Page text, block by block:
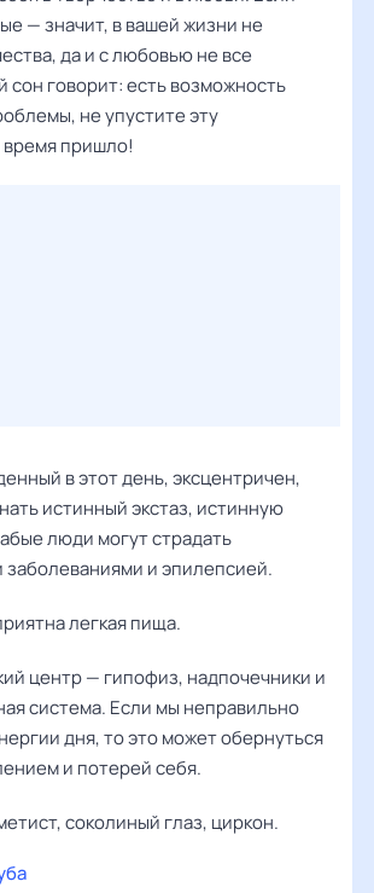
— значит, в вашей жизни не
да и с любовью не все
сон говорит: есть возможность
не упустите эту
пришло!
в этот день, эксцентричен,
истинный экстаз, истинную
люди могут страдать
заболеваниями и эпилепсией.
легкая пища.
центр — гипофиз, надпочечники и
система. Если мы неправильно
дня, то это может обернуться
и потерей себя.
соколиный глаз, циркон.